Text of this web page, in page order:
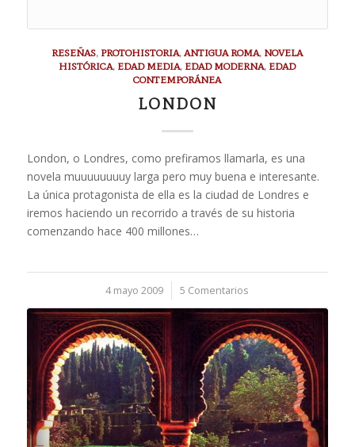
RESEÑAS, PROTOHISTORIA, ANTIGUA ROMA, NOVELA
HISTÓRICA, EDAD MEDIA, EDAD MODERNA, EDAD
CONTEMPORÁNEA
LONDON
London, o Londres, como prefiramos llamarla, es una
novela muuuuuuuuy larga pero muy buena e interesante.
La única protagonista de ella es la ciudad de Londres e
iremos haciendo un recorrido a través de su historia
comenzando hace 400 millones…
4 mayo 2009
/ 5 Comentarios